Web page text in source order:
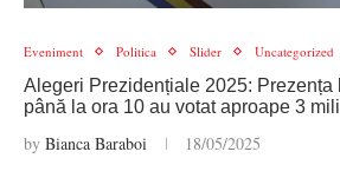
Eveniment Politica Slider Uncategorized
Alegeri Prezidențiale 2025: Prezența
până la ora 10 au votat aproape 3
by Bianca Baraboi 18/05/2025